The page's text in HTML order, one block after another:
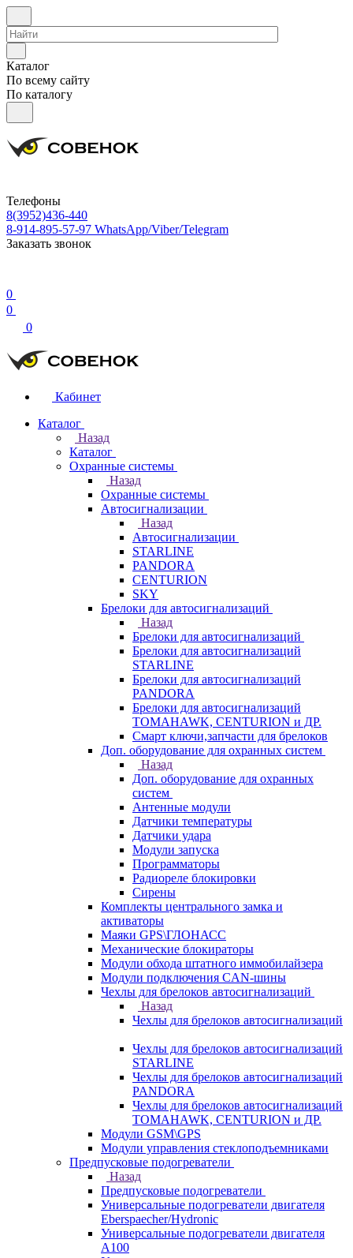
Каталог
По всему сайту
По каталогу
Телефоны
8(3952)436-440
8-914-895-57-97 WhatsApp/Viber/Telegram
Заказать звонок
0
0
0
Кабинет
Каталог
Назад
Каталог
Охранные системы
Назад
Охранные системы
Автосигнализации
Назад
Автосигнализации
STARLINE
PANDORA
CENTURION
SKY
Брелоки для автосигнализаций
Назад
Брелоки для автосигнализаций
Брелоки для автосигнализаций
STARLINE
Брелоки для автосигнализаций
PANDORA
Брелоки для автосигнализаций
TOMAHAWK, CENTURION и ДР.
Смарт ключи,запчасти для брелоков
Доп. оборудование для охранных систем
Назад
Доп. оборудование для охранных
систем
Антенные модули
Датчики температуры
Датчики удара
Модули запуска
Программаторы
Радиореле блокировки
Сирены
Комплекты центрального замка и
активаторы
Маяки GPS\ГЛОНАСС
Механические блокираторы
Модули обхода штатного иммобилайзера
Модули подключения CAN-шины
Чехлы для брелоков автосигнализаций
Назад
Чехлы для брелоков автосигнализаций
Чехлы для брелоков автосигнализаций
STARLINE
Чехлы для брелоков автосигнализаций
PANDORA
Чехлы для брелоков автосигнализаций
TOMAHAWK, CENTURION и ДР.
Модули GSM\GPS
Модули управления стеклоподъемниками
Предпусковые подогреватели
Назад
Предпусковые подогреватели
Универсальные подогреватели двигателя
Eberspaecher/Hydronic
Универсальные подогреватели двигателя
A100